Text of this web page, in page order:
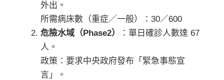
外出。
所需病床數（重症／一般）：30／600
危險水域（Phase2）
：單日確診人數達 67
人。
政策：要求中央政府發布「緊急事態宣
言」。